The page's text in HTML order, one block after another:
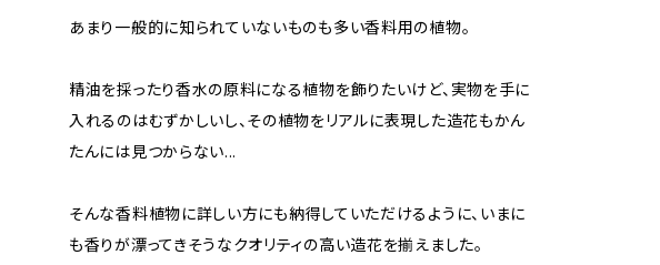
あまり一般的に知られていないものも多い香料用の植物。
精油を採ったり香水の原料になる植物を飾りたいけど、実物を手に
入れるのはむずかしいし、その植物をリアルに表現した造花もかん
たんには見つからない...
そんな香料植物に詳しい方にも納得していただけるように、いまに
も香りが漂ってきそうなクオリティの高い造花を揃えました。